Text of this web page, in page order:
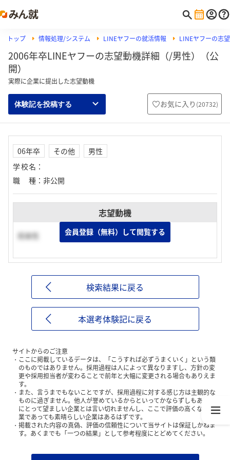
トップ 情報処理/システム LINEヤフーの就活情報 LINEヤフーの志
2006年卒LINEヤフーの志望動機詳細（/男性）（公
開）
実際に企業に提出した志望動機
体験記を投稿する お気に入り (20732)
06年卒 その他
男性
学校名 ：
職種 ： 非公開
志望動機
将来性 会員登録（無料）して閲覧する
検索結果に戻る
本選考体験記に戻る
サイトからのご注意
ここに掲載しているデータは、「こうすれば必ずうまくいく」という類
のものではありません。採用過程は人によって異なりますし、方針の変
更や採用担当者が変わることで前年と大幅に変更される場合もありえま
す。
また、言うまでもないことですが、採用過程に対する感じ方は主観的な
ものに過ぎません。他人が誉めているからといってかならずしもあなた
にとって望ましい企業とは言い切れませんし、ここで評価の高くない企
業であっても素晴らしい企業はあるはずです。
掲載された内容の真偽、評価の信頼性について当サイトは保証しかねま
す。あくまでも「一つの結果」として参考程度にとどめてください。